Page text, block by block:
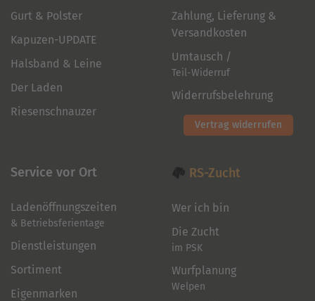
Gurt & Polster
Kapuzen-UPDATE
Halsband & Leine
Der Laden
Riesenschnauzer
Zahlung, Lieferung &
Versandkosten
Umtausch /
Teil-Widerruf
Widerrufsbelehrung
Vertrag widerrufen
Service vor Ort
Ladenöffnungszeiten
& Betriebsferientage
Dienstleistungen
Sortiment
Eigenmarken
RS-Zucht
Wer ich bin
Die Zucht
im PSK
Wurfplanung
Welpen